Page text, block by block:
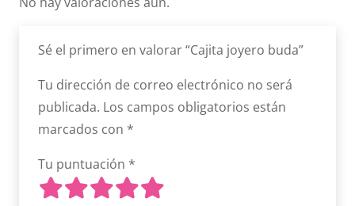
Sé el primero en valorar “Cajita joyero buda”
Tu dirección de correo electrónico no será
publicada. Los campos obligatorios están
marcados con *
Tu puntuación *